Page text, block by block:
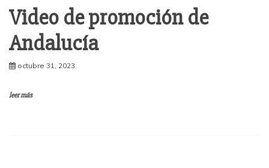
Video de promoción de
Andalucía
octubre 31, 2023
leer más